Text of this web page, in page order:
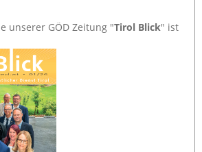
unserer GÖD Zeitung "Tirol Blick" ist